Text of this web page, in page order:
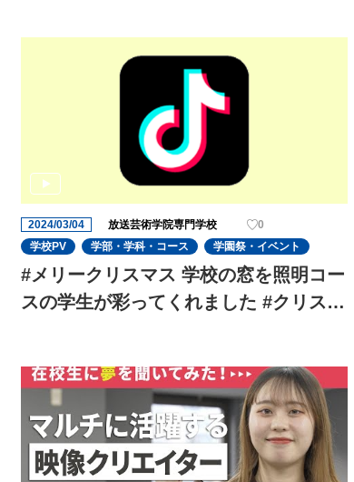
2024/03/04 放送芸術学院専門学校
0
学校PV
学部・学科・コース 学園祭・イベント
#メリークリスマス 学校の窓を照明コー
スの学生が彩ってくれました #クリスマ